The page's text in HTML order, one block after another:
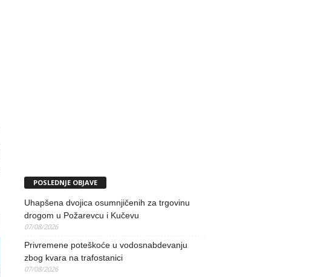
POSLEDNJE OBJAVE
Uhapšena dvojica osumnjičenih za trgovinu
drogom u Požarevcu i Kučevu
07/08/2026
Privremene poteškoće u vodosnabdevanju
zbog kvara na trafostanici
07/08/2026